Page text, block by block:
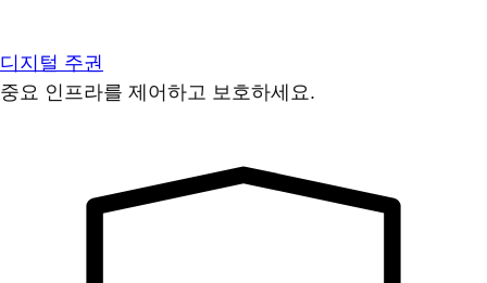
디지털 주권
중요 인프라를 제어하고 보호하세요.